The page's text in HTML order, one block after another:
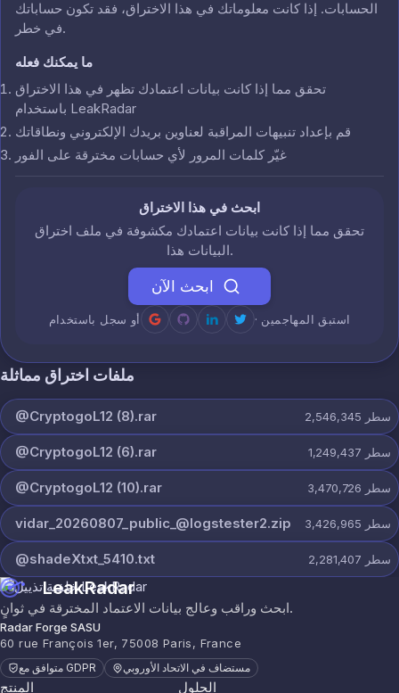
الحسابات. إذا كانت معلوماتك في هذا الاختراق، فقد تكون حساباتك
في خطر.
ما يمكنك فعله
تحقق مما إذا كانت بيانات اعتمادك تظهر في هذا الاختراق
باستخدام LeakRadar
قم بإعداد تنبيهات المراقبة لعناوين بريدك الإلكتروني ونطاقاتك
غيّر كلمات المرور لأي حسابات مخترقة على الفور
ابحث في هذا الاختراق
تحقق مما إذا كانت بيانات اعتمادك مكشوفة في ملف اختراق
البيانات هذا.
ابحث الآن
أو سجل باستخدام · استبق المهاجمين
ملفات اختراق مماثلة
@CryptogoL12 (8).rar 2,546,345 سطر
@CryptogoL12 (6).rar 1,249,437 سطر
@CryptogoL12 (10).rar 3,470,726 سطر
vidar_20260807_public_@logstester2.zip 3,426,965 سطر
@shadeXtxt_5410.txt 2,281,407 سطر
LeakRadar
ابحث وراقب وعالج بيانات الاعتماد المخترقة في ثوانٍ.
Radar Forge SASU
60 rue François 1er, 75008 Paris, France
متوافق مع GDPR مستضاف في الاتحاد الأوروبي
المنتج الحلول